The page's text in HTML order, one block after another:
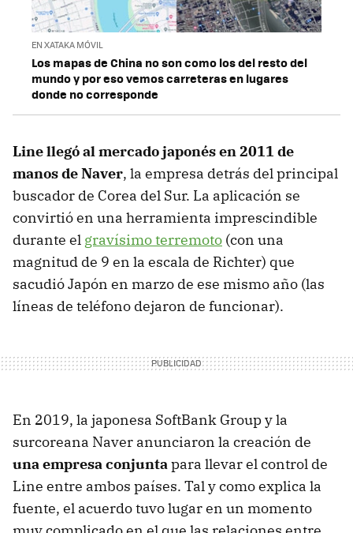
EN XATAKA MÓVIL
Los mapas de China no son como los del resto del
mundo y por eso vemos carreteras en lugares
donde no corresponde
Line llegó al mercado japonés en 2011 de
manos de Naver, la empresa detrás del principal
buscador de Corea del Sur. La aplicación se
convirtió en una herramienta imprescindible
durante el gravísimo terremoto (con una
magnitud de 9 en la escala de Richter) que
sacudió Japón en marzo de ese mismo año (las
líneas de teléfono dejaron de funcionar).
En 2019, la japonesa SoftBank Group y la
surcoreana Naver anunciaron la creación de
una empresa conjuntapara llevar el control de
Line entre ambos países. Tal y como explica la
fuente, el acuerdo tuvo lugar en un momento